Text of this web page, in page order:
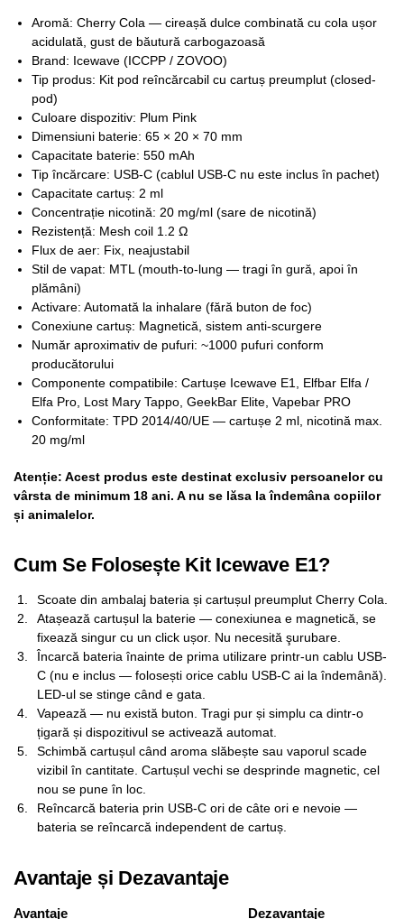
Aromă: Cherry Cola — cireașă dulce combinată cu cola ușor
acidulată, gust de băutură carbogazoasă
Brand: Icewave (ICCPP / ZOVOO)
Tip produs: Kit pod reîncărcabil cu cartuș preumplut (closed-
pod)
Culoare dispozitiv: Plum Pink
Dimensiuni baterie: 65 × 20 × 70 mm
Capacitate baterie: 550 mAh
Tip încărcare: USB-C (cablul USB-C nu este inclus în pachet)
Capacitate cartuș: 2 ml
Concentrație nicotină: 20 mg/ml (sare de nicotină)
Rezistență: Mesh coil 1.2 Ω
Flux de aer: Fix, neajustabil
Stil de vapat: MTL (mouth-to-lung — tragi în gură, apoi în
plămâni)
Activare: Automată la inhalare (fără buton de foc)
Conexiune cartuș: Magnetică, sistem anti-scurgere
Număr aproximativ de pufuri: ~1000 pufuri conform
producătorului
Componente compatibile: Cartușe Icewave E1, Elfbar Elfa /
Elfa Pro, Lost Mary Tappo, GeekBar Elite, Vapebar PRO
Conformitate: TPD 2014/40/UE — cartușe 2 ml, nicotină max.
20 mg/ml
Atenție: Acest produs este destinat exclusiv persoanelor cu
vârsta de minimum 18 ani. A nu se lăsa la îndemâna copiilor
și animalelor.
Cum Se Folosește Kit Icewave E1?
Scoate din ambalaj bateria și cartușul preumplut Cherry Cola.
Atașează cartușul la baterie — conexiunea e magnetică, se
fixează singur cu un click ușor. Nu necesită şurubare.
Încarcă bateria înainte de prima utilizare printr-un cablu USB-
C (nu e inclus — folosești orice cablu USB-C ai la îndemână).
LED-ul se stinge când e gata.
Vapează — nu există buton. Tragi pur și simplu ca dintr-o
țigară și dispozitivul se activează automat.
Schimbă cartușul când aroma slăbește sau vaporul scade
vizibil în cantitate. Cartușul vechi se desprinde magnetic, cel
nou se pune în loc.
Reîncarcă bateria prin USB-C ori de câte ori e nevoie —
bateria se reîncarcă independent de cartuș.
Avantaje și Dezavantaje
Avantaje Dezavantaje